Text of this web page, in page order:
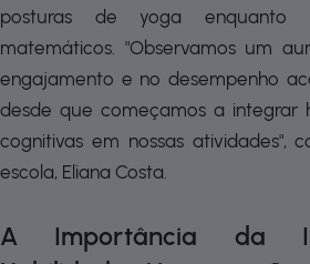
posturas de yoga enquanto
matemáticos. "Observamos um
engajamento e no desempenho
desde que começamos a integrar
cognitivas em nossas atividades",
escola, Eliana Costa.
A Importância da